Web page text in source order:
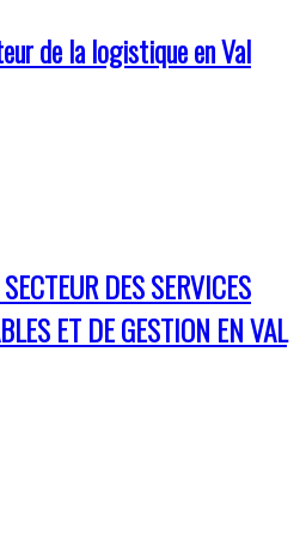
de la logistique en Val
DES SERVICES
ET DE GESTION EN VAL